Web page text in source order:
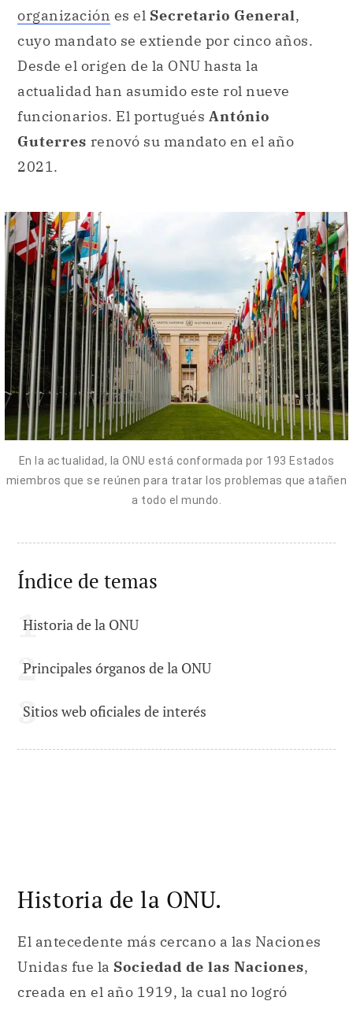
organización es el Secretario General,
cuyo mandato se extiende por cinco años.
Desde el origen de la ONU hasta la
actualidad han asumido este rol nueve
funcionarios. El portugués António
Guterres renovó su mandato en el año
2021.
En la actualidad, la ONU está conformada por 193 Estados
miembros que se reúnen para tratar los problemas que atañen
a todo el mundo.
Índice de temas
Historia de la ONU
Principales órganos de la ONU
Sitios web oficiales de interés
creada en el año 1919, la cual no logró
mundial pues carecía del respeto
internacional necesario.